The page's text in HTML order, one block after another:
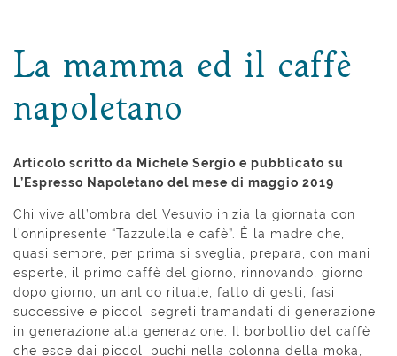
La mamma ed il caffè
napoletano
Articolo scritto da Michele Sergio e pubblicato su
L’Espresso Napoletano del mese di maggio 2019
Chi vive all’ombra del Vesuvio inizia la giornata con
l’onnipresente “Tazzulella e cafè”. È la madre che,
quasi sempre, per prima si sveglia, prepara, con mani
esperte, il primo caffè del giorno, rinnovando, giorno
dopo giorno, un antico rituale, fatto di gesti, fasi
successive e piccoli segreti tramandati di generazione
in generazione alla generazione. Il borbottio del caffè
che esce dai piccoli buchi nella colonna della moka,